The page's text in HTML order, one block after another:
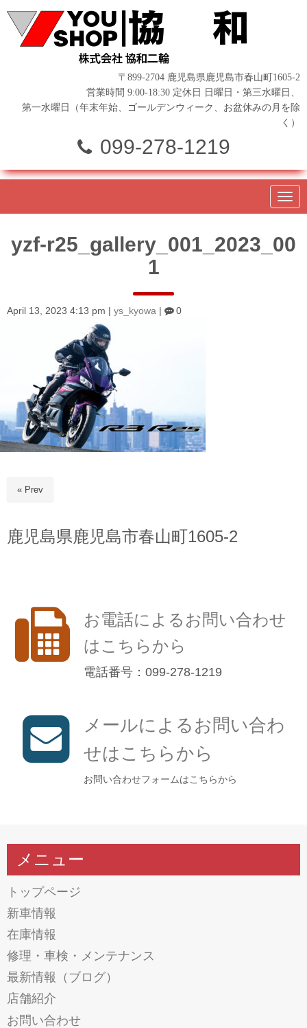
〒899-2704 鹿児島県鹿児島市春山町1605-2
営業時間 9:00-18:30 定休日 日曜日・第三水曜日、
第一水曜日（年末年始、ゴールデンウィーク、お盆休みの月を除
く）
099-278-1219
N
a
g
a
yzf-r25_gallery_001_2023_00
1
April 13, 2023 4:13 pm ys_kyowa 0
« Prev
鹿児島県鹿児島市春山町1605-2
お電話によるお問い合わせ
はこちらから
電話番号：099-278-1219
メールによるお問い合わ
せはこちらから
お問い合わせフォームはこちらから
メニュー
トップページ
新車情報
在庫情報
修理・車検・メンテナンス
最新情報（ブログ）
店舗紹介
お問い合わせ